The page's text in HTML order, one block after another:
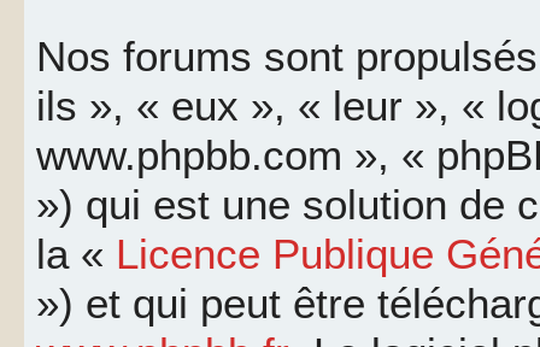
Nos forums sont
ils », « eux », « leur », «
www.phpbb.com », «
») qui est une solution de
la « Licence Publique
») et qui peut être